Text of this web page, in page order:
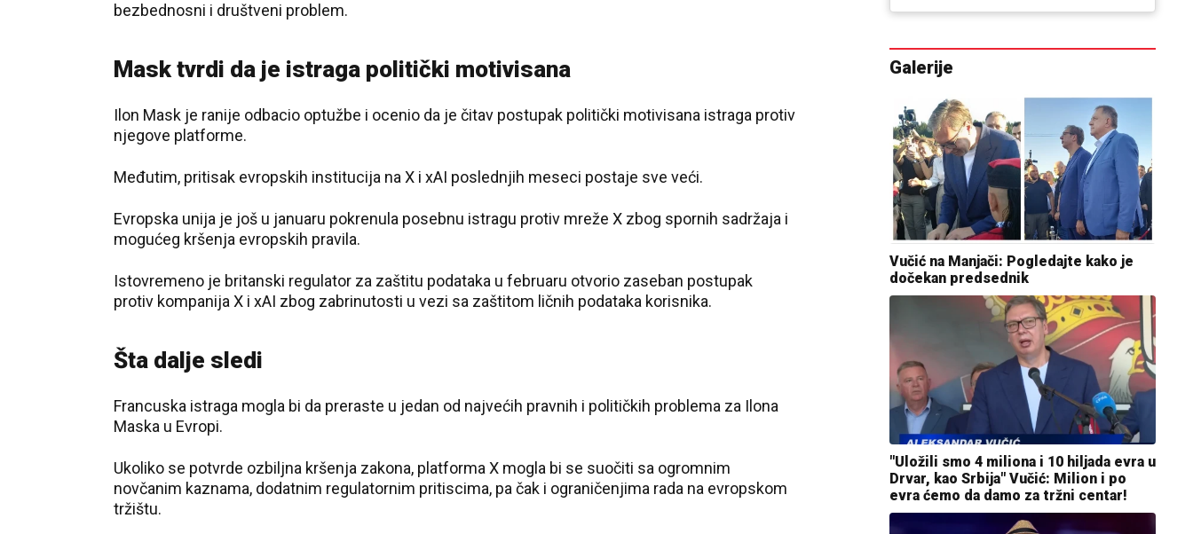
bezbednosni i društveni problem.
Mask tvrdi da je istraga politički motivisana
Ilon Mask je ranije odbacio optužbe i ocenio da je čitav postupak politički motivisana istraga protiv
njegove platforme.
Međutim, pritisak evropskih institucija na X i xAI poslednjih meseci postaje sve veći.
Evropska unija je još u januaru pokrenula posebnu istragu protiv mreže X zbog spornih sadržaja i
mogućeg kršenja evropskih pravila.
Istovremeno je britanski regulator za zaštitu podataka u februaru otvorio zaseban postupak
protiv kompanija X i xAI zbog zabrinutosti u vezi sa zaštitom ličnih podataka korisnika.
Šta dalje sledi
Francuska istraga mogla bi da preraste u jedan od najvećih pravnih i političkih problema za Ilona
Maska u Evropi.
Ukoliko se potvrde ozbiljna kršenja zakona, platforma X mogla bi se suočiti sa ogromnim
novčanim kaznama, dodatnim regulatornim pritiscima, pa čak i ograničenjima rada na evropskom
tržištu.
Galerije
Vučić na Manjači: Pogledajte kako je
dočekan predsednik
"Uložili smo 4 miliona i 10 hiljada evra u
Drvar, kao Srbija" Vučić: Milion i po
evra ćemo da damo za tržni centar!